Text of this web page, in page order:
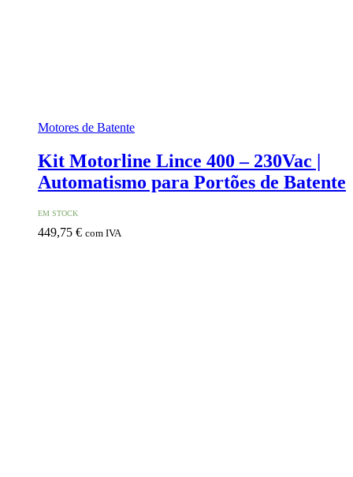
Motores de Batente
Kit Motorline Lince 400 – 230Vac |
Automatismo para Portões de Batente
EM STOCK
449,75 € com IVA